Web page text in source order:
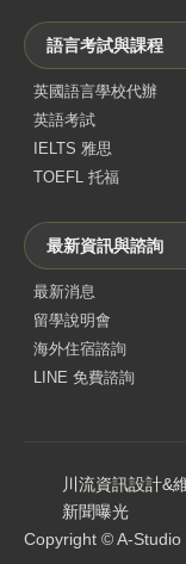
語言考試與課程
英國語言學校代辦
英語考試
IELTS 雅思
TOEFL 托福
最新資訊與諮詢
最新消息
留學說明會
海外住宿諮詢
LINE 免費諮詢
川流資訊設計&
新聞曝光
Copyright © A-Studio